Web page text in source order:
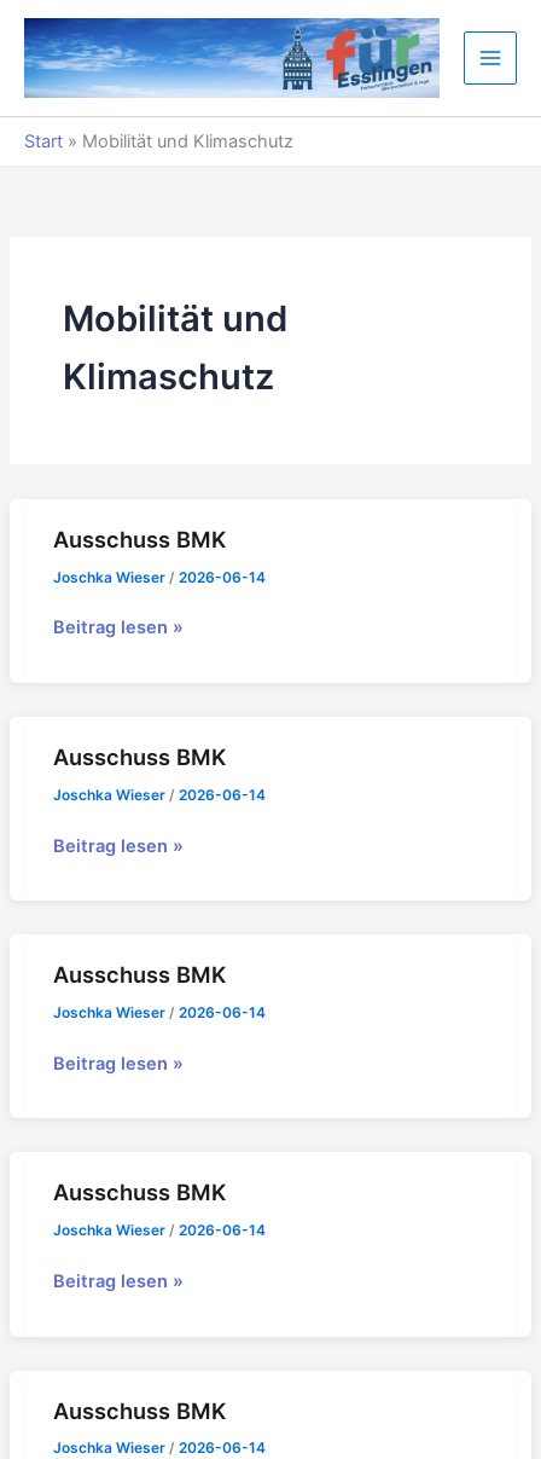
Zum
Inhalt
springen
Start » Mobilität und Klimaschutz
Mobilität und
Klimaschutz
Ausschuss BMK
Joschka Wieser /2026-06-14
Ausschuss
Beitrag lesen »
Ausschuss BMK
Joschka Wieser /2026-06-14
Ausschuss
Beitrag lesen »
Ausschuss BMK
Joschka Wieser/2026-06-14
Ausschuss
Beitrag lesen »
Ausschuss BMK
Joschka Wieser/2026-06-14
Ausschuss
Beitrag lesen »
Ausschuss BMK
Joschka Wieser/2026-06-14